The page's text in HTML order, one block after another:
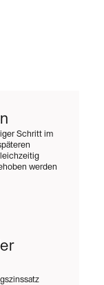
Schritt im
werden